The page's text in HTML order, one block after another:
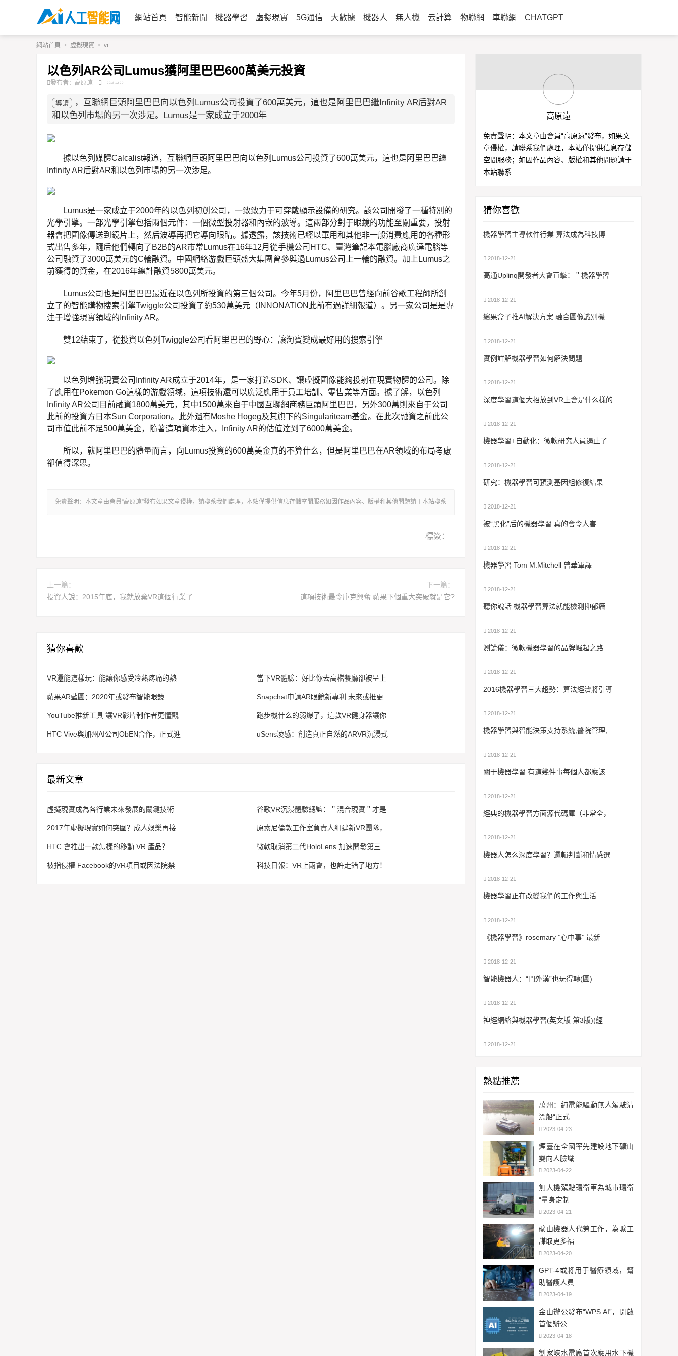
網站首頁 智能新聞 機器學習 虛擬現實 5G通信 大數據 機器人 無人機 云計算 物聯網 車聯網 CHATGPT
網站首頁 > 虛擬現實 > vr
以色列AR公司Lumus獲阿里巴巴600萬美元投資
發布者：高原遠 2018-12-20
導讀
，互聯網巨頭阿里巴巴向以色列Lumus公司投資了600萬美元，這也是阿里巴巴繼Infinity AR后對AR
和以色列市場的另一次涉足。Lumus是一家成立于2000年
據以色列媒體Calcalist報道，互聯網巨頭阿里巴巴向以色列Lumus公司投資了600萬美元，這也是阿里巴巴繼
Infinity AR后對AR和以色列市場的另一次涉足。
Lumus是一家成立于2000年的以色列初創公司，一致致力于可穿戴顯示設備的研究。該公司開發了一種特別的
光學引擎。一部光學引擎包括兩個元件：一個微型投射器和內嵌的波導。這兩部分對于眼鏡的功能至關重要，投射
器會把圖像傳送到鏡片上，然后波導再把它導向眼睛。據透露，該技術已經以軍用和其他非一般消費應用的各種形
式出售多年，隨后他們轉向了B2B的AR市常Lumus在16年12月從手機公司HTC、臺灣筆記本電腦廠商廣達電腦等
公司融資了3000萬美元的C輪融資。中國網絡游戲巨頭盛大集團曾參與過Lumus公司上一輪的融資。加上Lumus之
前獲得的資金，在2016年總計融資5800萬美元。
Lumus公司也是阿里巴巴最近在以色列所投資的第三個公司。今年5月份，阿里巴巴曾經向前谷歌工程師所創
立了的智能購物搜索引擎Twiggle公司投資了約530萬美元（INNONATION此前有過詳細報道）。另一家公司是是專
注于增強現實領域的Infinity AR。
雙12結束了，從投資以色列Twiggle公司看阿里巴巴的野心：讓淘寶變成最好用的搜索引擎
以色列增強現實公司Infinity AR成立于2014年，是一家打造SDK、讓虛擬圖像能夠投射在現實物體的公司。除
了應用在Pokemon Go這樣的游戲領域，這項技術還可以廣泛應用于員工培訓、零售業等方面。據了解，以色列
Infinity AR公司目前融資1800萬美元，其中1500萬來自于中國互聯網商務巨頭阿里巴巴，另外300萬則來自于公司
此前的投資方日本Sun Corporation。此外還有Moshe Hogeg及其旗下的Singulariteam基金。在此次融資之前此公
司市值此前不足500萬美金，隨著這項資本注入，Infinity AR的估值達到了6000萬美金。
所以，就阿里巴巴的體量而言，向Lumus投資的600萬美金真的不算什么，但是阿里巴巴在AR領域的布局考慮
卻值得深思。
免責聲明：本文章由會員“高原遠”發布如果文章侵權，請聯系我們處理，本站僅提供信息存儲空間服務如因作品內容、版權和其他問題請于本站聯系
標簽：
上一篇：
投資人說：2015年底，我就放棄VR這個行業了
下一篇：
這項技術最令庫克興奮 蘋果下個重大突破就是它?
猜你喜歡
VR還能這樣玩：能讓你感受冷熱疼痛的熱 當下VR體驗：好比你去高檔餐廳卻被呈上
蘋果AR藍圖：2020年或發布智能眼鏡 Snapchat申請AR眼鏡新專利 未來或推更
YouTube推新工具 讓VR影片制作者更懂觀 跑步機什么的弱爆了，這款VR健身器讓你
HTC Vive與加州AI公司ObEN合作，正式進 uSens凌感：創造真正自然的ARVR沉浸式
最新文章
虛擬現實成為各行業未來發展的關鍵技術 谷歌VR沉浸體驗總監：＂混合現實＂才是
2017年虛擬現實如何突圍？成人娛樂再接 原索尼倫敦工作室負責人組建新VR團隊，
HTC 會推出一款怎樣的移動 VR 產品？ 微軟取消第二代HoloLens 加速開發第三
被指侵權 Facebook的VR項目或因法院禁 科技日報：VR上兩會，也許走錯了地方！
高原遠
免責聲明：本文章由會員“高原遠”發布，如果文
章侵權，請聯系我們處理，本站僅提供信息存儲
空間服務；如因作品內容、版權和其他問題請于
本站聯系
猜你喜歡
機器學習主導軟件行業 算法成為科技博
2018-12-21
高通Uplinq開發者大會直擊：＂機器學習
2018-12-21
繽果盒子推AI解決方案 融合圖像識別機
2018-12-21
實例詳解機器學習如何解決問題
2018-12-21
深度學習這個大招放到VR上會是什么樣的
2018-12-21
機器學習+自動化：微軟研究人員遏止了
2018-12-21
研究：機器學習可預測基因組修復結果
2018-12-21
被“黑化”后的機器學習 真的會令人害
2018-12-21
機器學習 Tom M.Mitchell 曾華軍譯
2018-12-21
聽你說話 機器學習算法就能檢測抑郁癥
2018-12-21
測謊儀：微軟機器學習的品牌崛起之路
2018-12-21
2016機器學習三大趨勢：算法經濟將引導
2018-12-21
機器學習與智能決策支持系統,醫院管理,
2018-12-21
關于機器學習 有這幾件事每個人都應該
2018-12-21
經典的機器學習方面源代碼庫（非常全，
2018-12-21
機器人怎么深度學習？邏輯判斷和情感選
2018-12-21
機器學習正在改變我們的工作與生活
2018-12-21
《機器學習》rosemary ˇ心中事ˇ 最新
2018-12-21
智能機器人：“門外漢”也玩得轉(圖)
2018-12-21
神經網絡與機器學習(英文版 第3版)(經
2018-12-21
熱點推薦
萬州：純電能驅動無人駕駛清
漂船“正式
2023-04-23
煙臺在全國率先建設地下礦山
雙向人臉識
2023-04-22
無人機駕駛環衛車為城市環衛
“量身定制
2023-04-21
礦山機器人代勞工作，為曠工
謀取更多福
2023-04-20
GPT-4或將用于醫療領域，幫
助醫護人員
2023-04-19
金山辦公發布“WPS AI”，開啟
首個辦公
2023-04-18
劉家峽水電廠首次應用水下機